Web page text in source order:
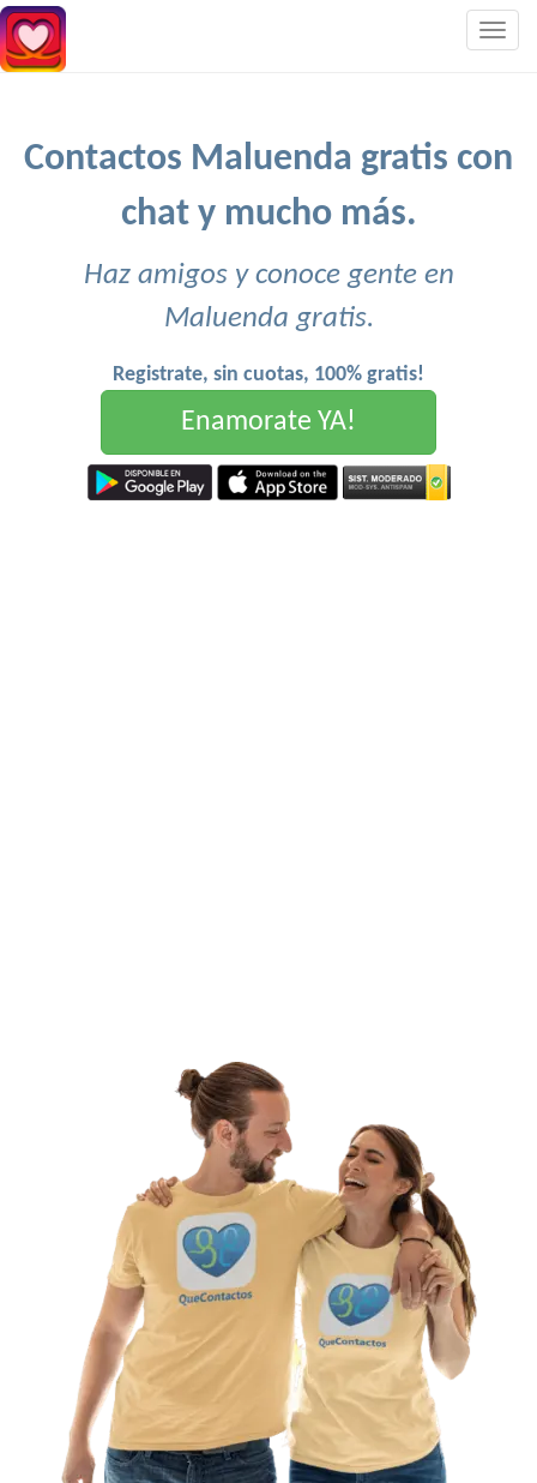
Contactos Maluenda gratis con
chat y mucho más.
Haz amigos y conoce gente en
Maluenda gratis.
Registrate, sin cuotas, 100% gratis!
Enamorate YA!